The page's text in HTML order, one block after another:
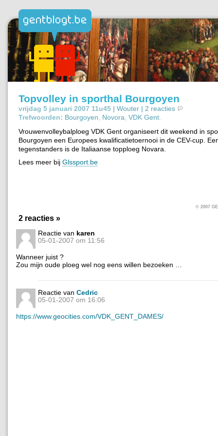
Topvolley in sporthal Bourgoyen
vrijdag 5 januari 2007 11u45 | Wouter | 2 reacties
Trefwoorden: Bourgoyen Novora VDK Gent
Vrouwenvolleybalploeg VDK Gent organiseert dit weekend in
Bourgoyen een Europees kwalificatietoernooi in de CEV-cup.
tegenstanders is de Italiaanse topploeg Novara.
Lees meer bij Glssport.be
© 2007
2 reacties »
Reactie van karen
05-01-2007 om 11:56
Wanneer juist ?
Zou mijn oude ploeg wel nog eens willen bezoeken …
Reactie van Cedric
05-01-2007 om 16:06
https://www.geocities.com/VDK_GENT_DAMES/